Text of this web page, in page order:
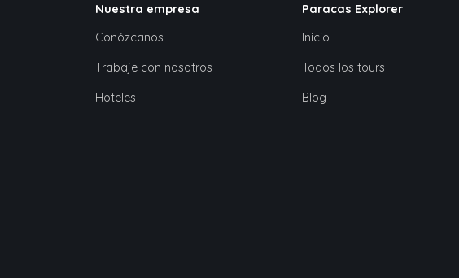
Nuestra empresa
Conózcanos
Trabaje con nosotros
Hoteles
Paracas Explorer
Inicio
Todos los tours
Blog